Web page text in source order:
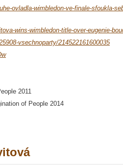
ovladla-wimbledon-ve-finale-sfoukla-
wins-wimbledon-title-over-eugenie-
vsechnoparty/214522161600035
2011
of People 2014